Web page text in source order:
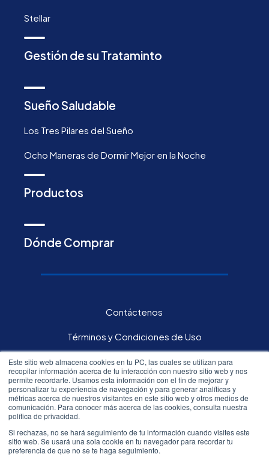
Este sitio web almacena cookies en tu PC, las cuales se utilizan para
recopilar información acerca de tu interacción con nuestro sitio web y nos
permite recordarte. Usamos esta información con el fin de mejorar y
personalizar tu experiencia de navegación y para generar analíticas y
métricas acerca de nuestros visitantes en este sitio web y otros medios de
comunicación. Para conocer más acerca de las cookies, consulta nuestra
política de privacidad.
Si rechazas, no se hará seguimiento de tu información cuando visites este
sitio web. Se usará una sola cookie en tu navegador para recordar tu
preferencia de que no se te haga seguimiento.
Stellar
Gestión de su Trataminto
Sueño Saludable
Los Tres Pilares del Sueño
Ocho Maneras de Dormir Mejor en la Noche
Productos
Dónde Comprar
Contáctenos
Términos y Condiciones de Uso
Política de privacidad
Carreras
Inversores
All rights reserved.©2026Resmed